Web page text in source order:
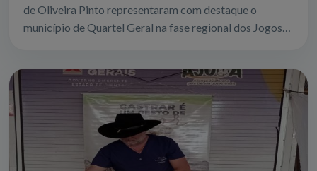
de Oliveira Pinto representaram com destaque o
município de Quartel Geral na fase regional dos Jogos